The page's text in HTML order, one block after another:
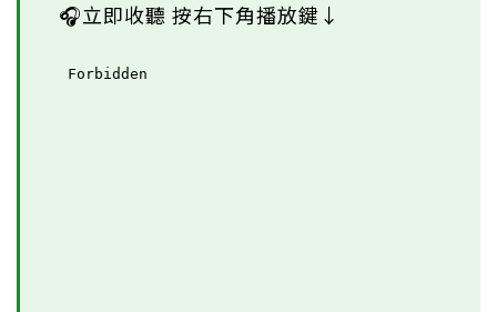
🎧立即收聽 按右下角播放鍵↓